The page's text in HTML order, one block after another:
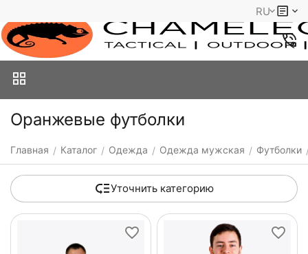
RU
Оранжевые футболки
Главная / Каталог / Одежда / Одежда мужская / Футболки
Уточнить категорию